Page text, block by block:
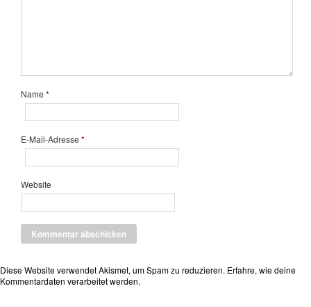
Name *
E-Mail-Adresse *
Website
Diese Website verwendet Akismet, um Spam zu reduzieren. Erfahre, wie deine
Kommentardaten verarbeitet werden.